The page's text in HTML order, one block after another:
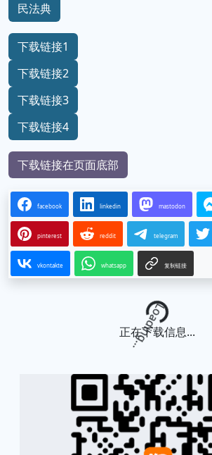
民法典
下载链接1
下载链接2
下载链接3
下载链接4
下载链接在页面底部
facebook linkedin mastodon
pinterest reddit telegram
vkontakte whatsapp 复制链接
Loading...
正在下载信息...